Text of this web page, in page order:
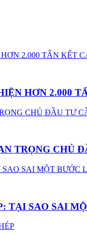
HƠN 2.000
TRỌNG CHỦ
TẠI SAO SAI